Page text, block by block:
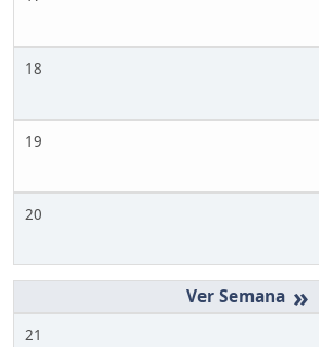
18
19
20
»
21